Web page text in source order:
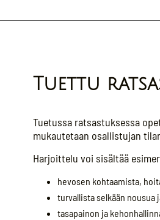
Tuettu
Tuetussa ratsastuksessa
mukautetaan osallistujan
Harjoittelu voi sisältää
hevosen kohtaamista,
turvallista selkään nousua
tasapainon ja